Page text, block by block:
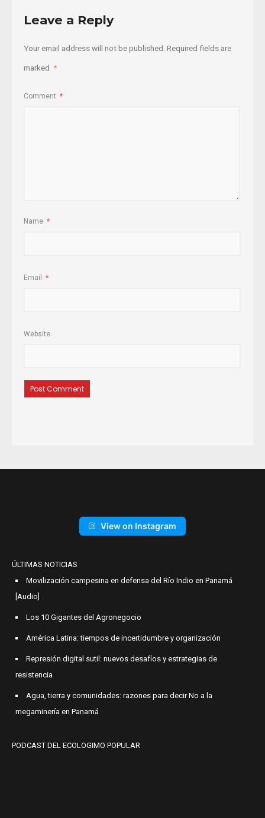
Leave a Reply
Your email address will not be published. Required fields are
marked *
Comment *
Name *
Email *
Website
View on Instagram
ÚLTIMAS NOTICIAS
Movilización campesina en defensa del Río Indio en Panamá
[Audio]
Los 10 Gigantes del Agronegocio
América Latina: tiempos de incertidumbre y organización
Represión digital sutil: nuevos desafíos y estrategias de
resistencia
Agua, tierra y comunidades: razones para decir No a la
megaminería en Panamá
PODCAST DEL ECOLOGIMO POPULAR